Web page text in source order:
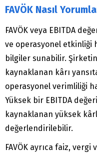
FAVÖK Nasıl
FAVÖK veya EBITDA
ve operasyonel etkinliği
bilgiler sunabilir.
kaynaklanan kârı
operasyonel verimliliği
Yüksek bir EBITDA
kaynaklanan yüksek
değerlendirilebilir.
FAVÖK ayrıca faiz,